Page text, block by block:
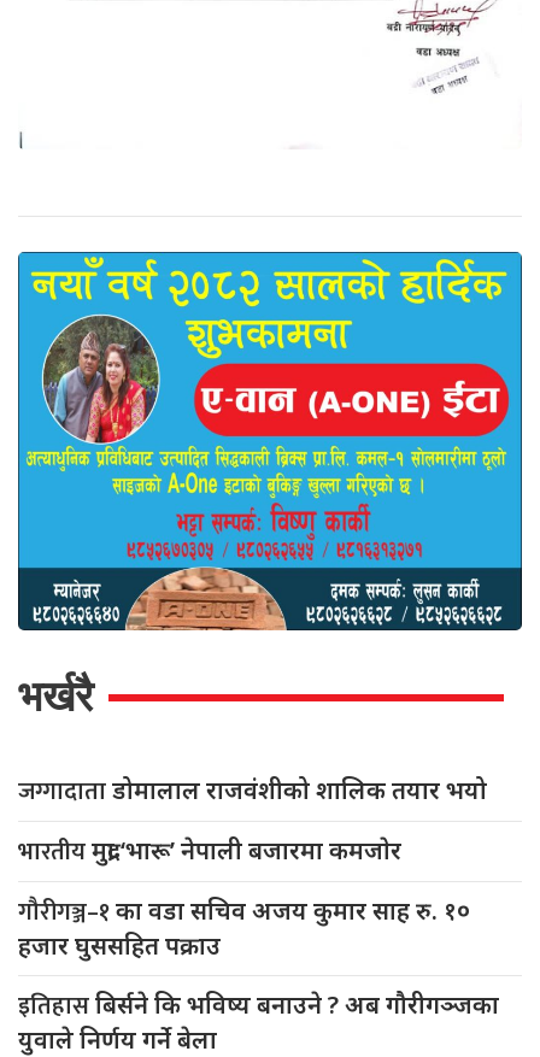
भर्खरै
जग्गादाताडोमालाल राजवंशीको शालिक तयार भयो
भारतीयमुद्रा ‘भारू’ नेपाली बजारमा कमजाेर
गौरीगञ्ज–१का वडा सचिव अजय कुमार साह रु. १०
हजार घुससहित पक्राउ
इतिहासबिर्सने कि भविष्य बनाउने ? अब गौरीगञ्जका
युवाले निर्णय गर्ने बेला